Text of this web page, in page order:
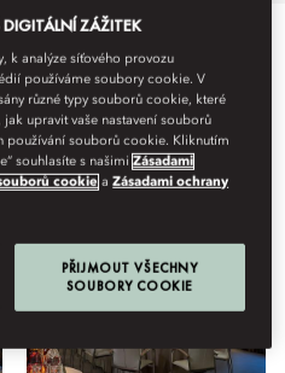
Wellness Pobyt
ZÁŽITEK
k analýze síťového provozu
používáme soubory cookie. V
různé typy souborů cookie, které
upravit vaše nastavení souborů
používání souborů cookie. Kliknutím
souhlasíte s našimiZásadami
cookie aZásadami ochrany
PŘIJMOUT VŠECHNY
SOUBORY COOKIE